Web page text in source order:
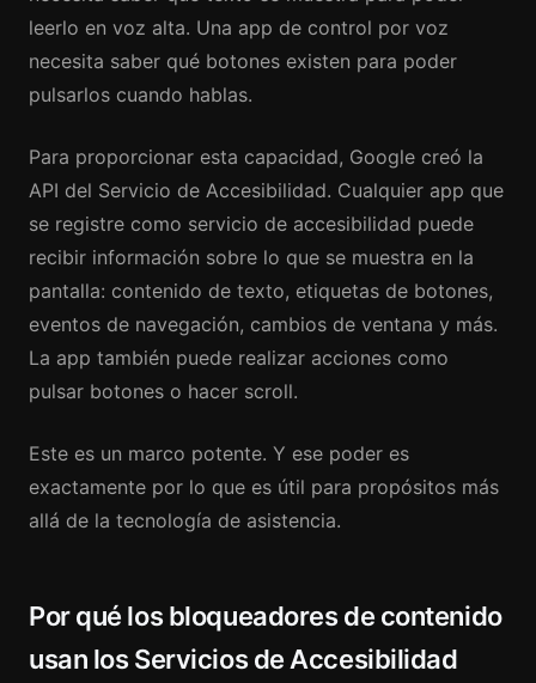
leerlo en voz alta. Una app de control por voz
necesita saber qué botones existen para poder
pulsarlos cuando hablas.
Para proporcionar esta capacidad, Google creó la
API del Servicio de Accesibilidad. Cualquier app que
se registre como servicio de accesibilidad puede
recibir información sobre lo que se muestra en la
pantalla: contenido de texto, etiquetas de botones,
eventos de navegación, cambios de ventana y más.
La app también puede realizar acciones como
pulsar botones o hacer scroll.
Este es un marco potente. Y ese poder es
exactamente por lo que es útil para propósitos más
allá de la tecnología de asistencia.
Por qué los bloqueadores de contenido
usan los Servicios de Accesibilidad